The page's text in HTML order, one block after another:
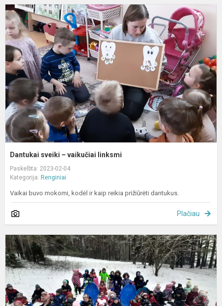
Dantukai sveiki – vaikučiai linksmi
Paskelbta: 2023-02-04
Kategorija: Renginiai
Vaikai buvo mokomi, kodėl ir kaip reikia prižiūrėti dantukus.
Plačiau